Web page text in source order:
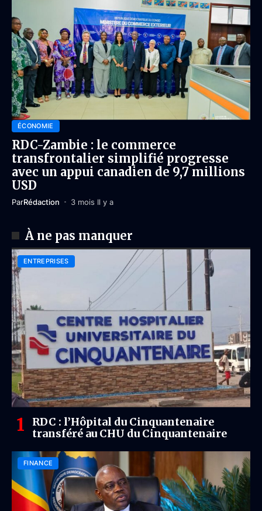
ÉCONOMIE
RDC-Zambie : le commerce
transfrontalier simplifié progresse
avec un appui canadien de 9,7 millions
USD
ParRédaction 3 mois Il y a
À ne pas manquer
ENTREPRISES
RDC : l’Hôpital du Cinquantenaire
transféré au CHU du Cinquantenaire
FINANCE